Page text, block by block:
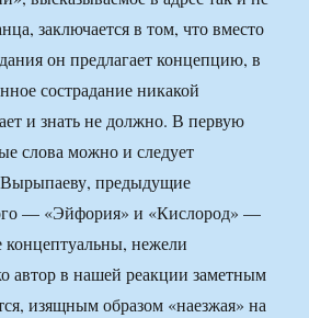
заключается в том, что вместо
он предлагает концепцию, в
сострадание никакой
и знать не должно. В первую
слова можно и следует
Вырыпаеву, предыдущие
— «Эйфория» и «Кислород» —
нежели
автор в нашей реакции заметным
изящным образом «наезжая» на